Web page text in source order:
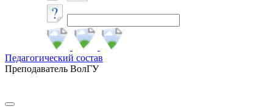
Педагогический состав
Преподаватель ВолГУ